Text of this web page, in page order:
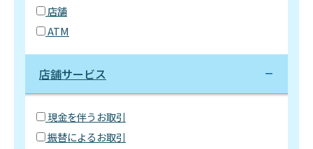
店舗
ATM
店舗サービス
現金を伴うお取引
振替によるお取引